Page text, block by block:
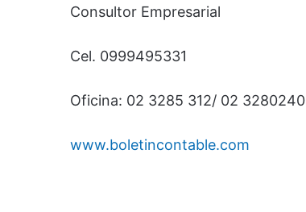
Consultor Empresarial
Cel. 0999495331
Oficina: 02 3285 312/ 02 3280240
www.boletincontable.com